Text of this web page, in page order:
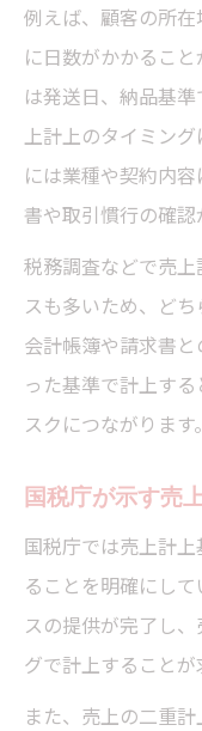
例えば、顧客の所
に日数がかかるこ
は発送日、納品基
上計上のタイミン
には業種や契約内
書や取引慣行の確認
税務調査などで売
スも多いため、どち
会計帳簿や請求書
った基準で計上す
スクにつながります。
国税庁が示す売
国税庁では売上計
ることを明確にし
スの提供が完了し
グで計上することが
また、売上の二重